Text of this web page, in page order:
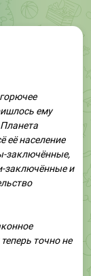
ему
её население
заключённые,
заключённые и
точно не